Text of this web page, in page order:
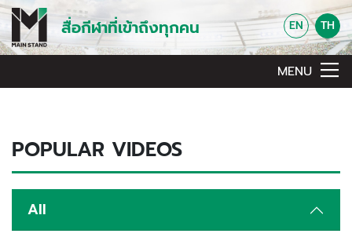
สื่อกีฬาที่เข้าถึงทุกคน EN TH
MENU
POPULAR VIDEOS
All